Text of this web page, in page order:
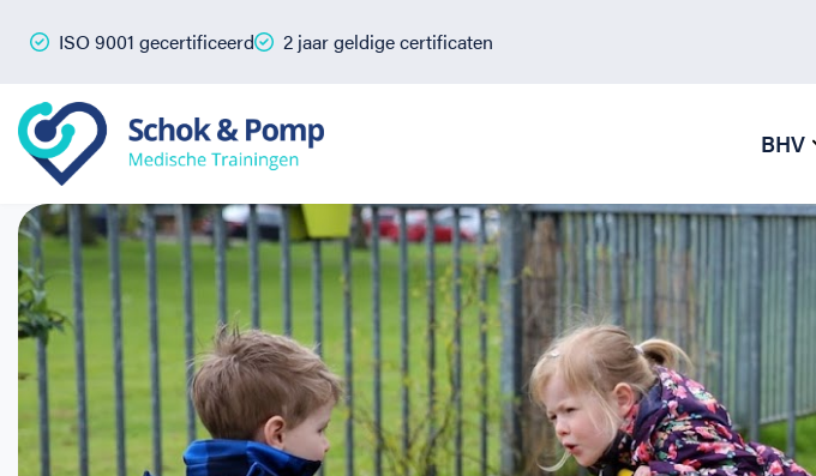
ISO 9001 gecertificeerd 2 jaar geldige certificaten
BHV